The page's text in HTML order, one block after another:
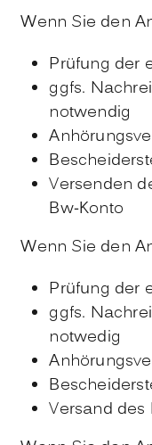
Wenn Sie den
Prüfung der
ggfs.
notwendig
Versenden
Bw-Konto
Wenn Sie den
Prüfung der
ggfs.
notwedig
Versand